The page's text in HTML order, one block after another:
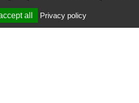
all
Privacy policy